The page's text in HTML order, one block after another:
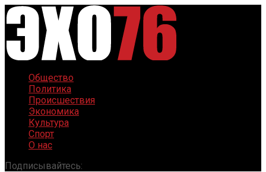
Общество
Политика
Происшествия
Экономика
Культура
Спорт
О нас
Подписывайтесь: